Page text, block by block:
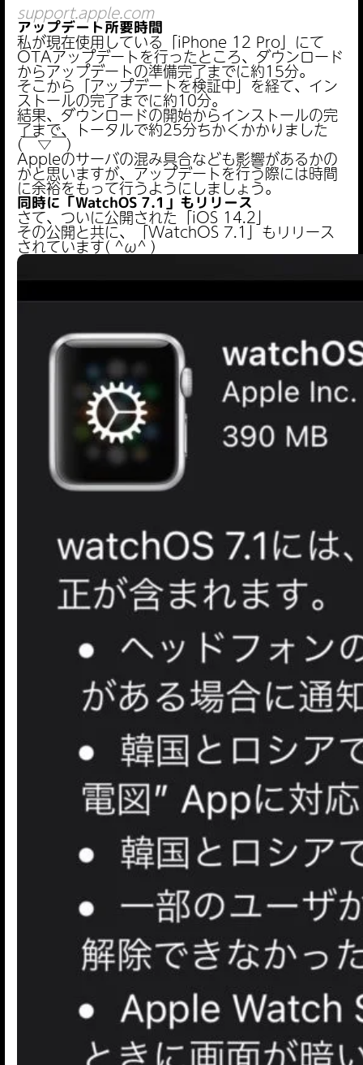
support.apple.com
アップデート所要時間
私が現在使用している「iPhone 12 Pro」にて
OTAアップデートを行ったところ、ダウンロード
からアップデートの準備完了までに約15分。
そこから「アップデートを検証中」を経て、イン
ストールの完了までに約10分。
結果、ダウンロードの開始からインストールの完
了まで、トータルで約25分ちかくかかりました
(￣▽￣)
Appleのサーバの混み具合なども影響があるかの
かと思いますが、アップデートを行う際には時間
に余裕をもって行うようにしましょう。
同時に「WatchOS 7.1」もリリース
さて、ついに公開された「iOS 14.2」
その公開と共に、「WatchOS 7.1」もリリース
されています( ^ω^ )